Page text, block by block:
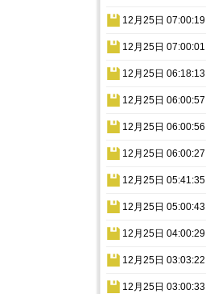
12月25日 07:00:19
12月25日 07:00:01
12月25日 06:18:13
12月25日 06:00:57
12月25日 06:00:56
12月25日 06:00:27
12月25日 05:41:35
12月25日 05:00:43
12月25日 04:00:29
12月25日 03:03:22
12月25日 03:00:33